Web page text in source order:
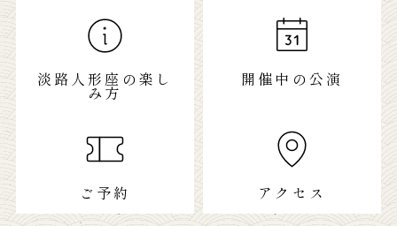
淡路人形座の楽し
み方
開催中の公演
ご予約 アクセス